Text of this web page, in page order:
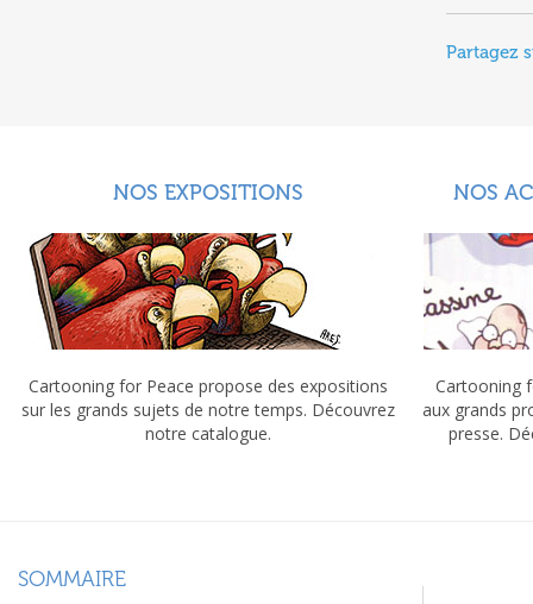
Partagez
NOS EXPOSITIONS
Cartooning for Peace propose des expositions
sur les grands sujets de notre temps. Découvrez
notre catalogue.
NOS
Cartooning
aux grands
presse.
SOMMAIRE